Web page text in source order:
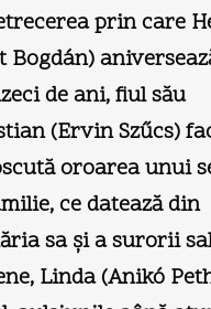
prin care
Bogdán)
de ani, fiul său
(Ervin Szűcs)
oroarea unui
ce datează din
sa şi a surorii
Linda (Anikó